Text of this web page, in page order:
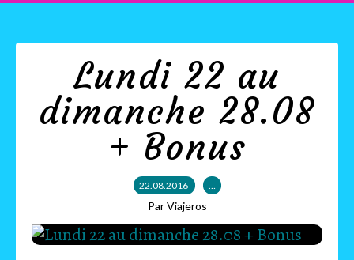
Lundi 22 au
dimanche 28.08
+ Bonus
22.08.2016 …
Par Viajeros